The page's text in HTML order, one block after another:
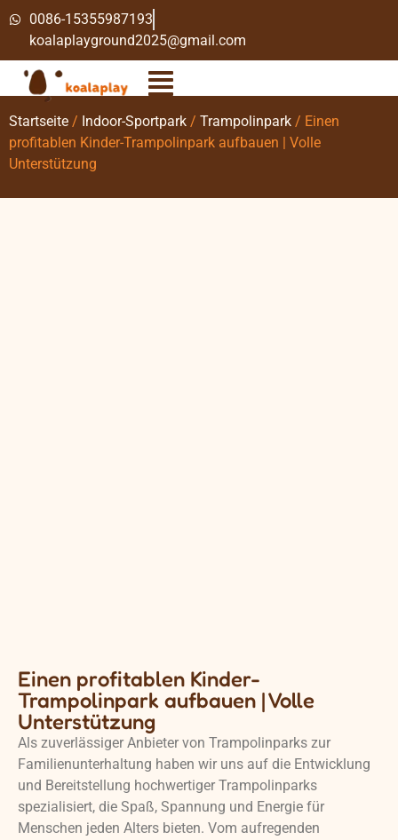
0086-15355987193
koalaplayground2025@gmail.com
Startseite / Indoor-Sportpark / Trampolinpark / Einen
profitablen Kinder-Trampolinpark aufbauen | Volle
Unterstützung
Einen profitablen Kinder-
Trampolinpark aufbauen | Volle
Unterstützung
Als zuverlässiger Anbieter von Trampolinparks zur
Familienunterhaltung haben wir uns auf die Entwicklung
und Bereitstellung hochwertiger Trampolinparks
spezialisiert, die Spaß, Spannung und Energie für
Menschen jeden Alters bieten. Vom aufregenden